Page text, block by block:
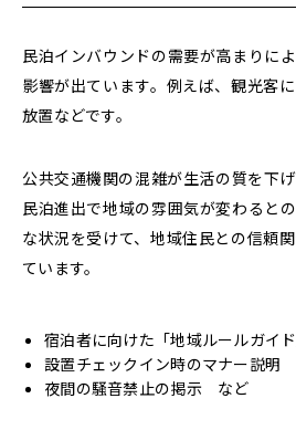
民泊インバウンドの需要が高まりに
影響が出ています。例えば、観光客
放置などです。
公共交通機関の混雑が生活の質を下
民泊進出で地域の雰囲気が変わると
な状況を受けて、地域住民との信頼
ています。
宿泊者に向けた「地域ルールガイド
設置チェックイン時のマナー説明
夜間の騒音禁止の掲示 など